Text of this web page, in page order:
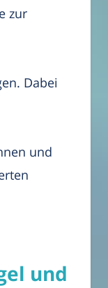
zur
Dabei
und
und